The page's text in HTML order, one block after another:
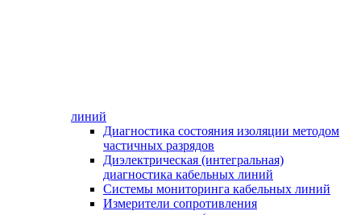
линий
Диагностика состояния изоляции методом
частичных разрядов
Диэлектрическая (интегральная)
диагностика кабельных линий
Системы мониторинга кабельных линий
Измерители сопротивления